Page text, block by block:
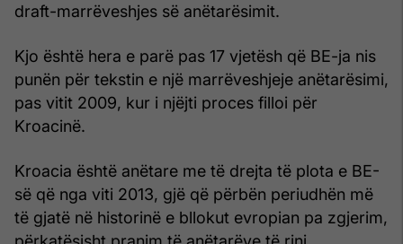
draft-marrëveshjes së anëtarësimit.
Kjo është hera e parë pas 17 vjetësh që BE-ja nis
punën për tekstin e një marrëveshjeje anëtarësimi,
pas vitit 2009, kur i njëjti proces filloi për
Kroacinë.
Kroacia është anëtare me të drejta të plota e BE-
së që nga viti 2013, gjë që përbën periudhën më
të gjatë në historinë e bllokut evropian pa zgjerim,